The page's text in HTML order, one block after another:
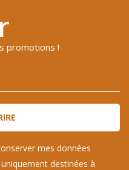
promotions !
mes données
destinées à